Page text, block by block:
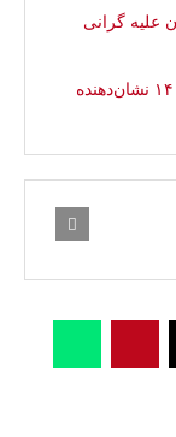
علیه گرانی
چگونه سطح نارضایتی عمومی در ایران ۱۴۰۴ نشان‌دهنده